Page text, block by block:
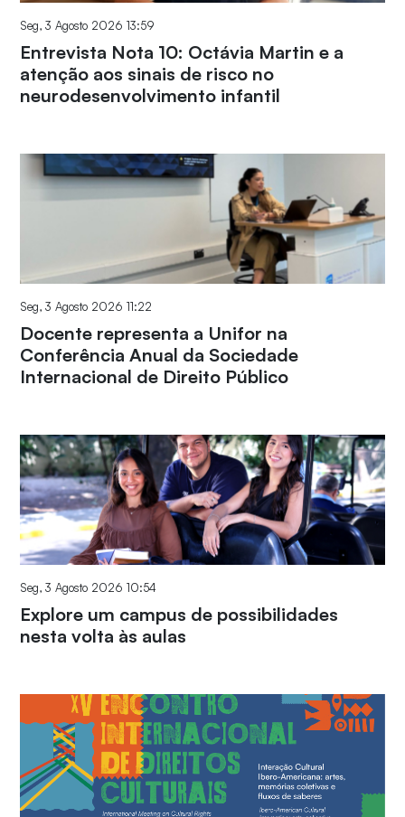
Seg, 3 Agosto 2026 13:59
Entrevista Nota 10: Octávia Martin e a
atenção aos sinais de risco no
neurodesenvolvimento infantil
Seg, 3 Agosto 2026 11:22
Docente representa a Unifor na
Conferência Anual da Sociedade
Internacional de Direito Público
Seg, 3 Agosto 2026 10:54
Explore um campus de possibilidades
nesta volta às aulas